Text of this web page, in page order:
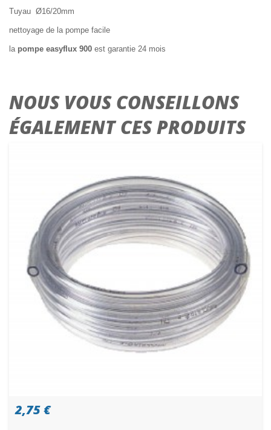
Tuyau Ø16/20mm
nettoyage de la pompe facile
la pompe easyflux 900 est garantie 24 mois
NOUS VOUS CONSEILLONS
ÉGALEMENT CES PRODUITS
2,75 €